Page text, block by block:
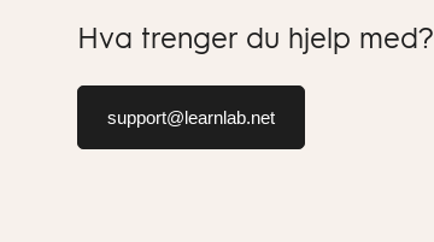
Hva trenger du hjelp med?
support@learnlab.net